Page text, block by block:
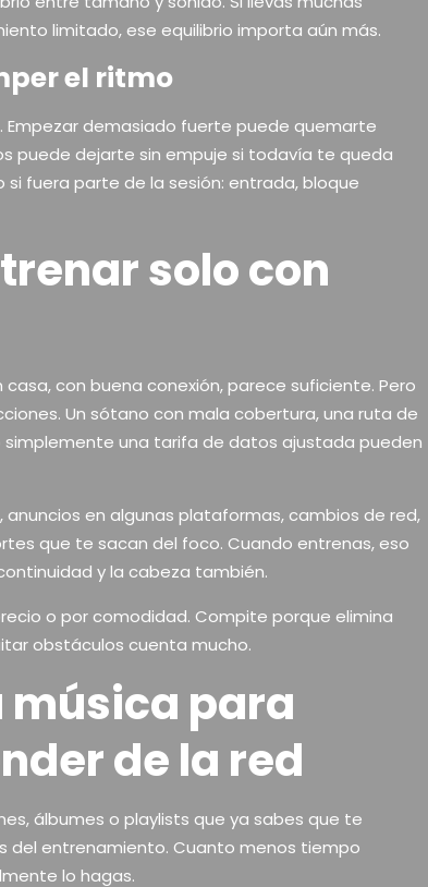
limitado, ese equilibrio importa aún más.
el ritmo
demasiado fuerte puede quemarte
puede dejarte sin empuje si todavía te queda
fuera parte de la sesión: entrada, bloque
solo con
con buena conexión, parece suficiente. Pero
Un sótano con mala cobertura, una ruta de
simplemente una tarifa de datos ajustada pueden
en algunas plataformas, cambios de red,
que te sacan del foco. Cuando entrenas, eso
y la cabeza también.
o por comodidad. Compite porque elimina
obstáculos cuenta mucho.
música para
de la red
álbumes o playlists que ya sabes que te
del entrenamiento. Cuanto menos tiempo
lo hagas.